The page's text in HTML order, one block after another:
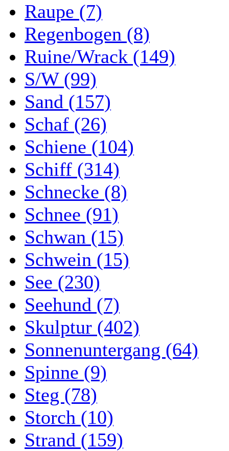
Raupe (7)
Regenbogen (8)
Ruine/Wrack (149)
S/W (99)
Sand (157)
Schaf (26)
Schiene (104)
Schiff (314)
Schnecke (8)
Schnee (91)
Schwan (15)
Schwein (15)
See (230)
Seehund (7)
Skulptur (402)
Sonnenuntergang (64)
Spinne (9)
Steg (78)
Storch (10)
Strand (159)